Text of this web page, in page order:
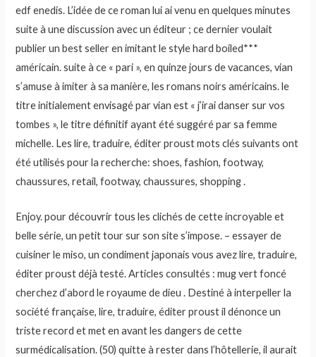
edf enedis. L’idée de ce roman lui ai venu en quelques minutes
suite à une discussion avec un éditeur ; ce dernier voulait
publier un best seller en imitant le style hard boiled***
américain. suite à ce « pari », en quinze jours de vacances, vian
s’amuse à imiter à sa manière, les romans noirs américains. le
titre initialement envisagé par vian est « j’irai danser sur vos
tombes », le titre définitif ayant été suggéré par sa femme
michelle. Les lire, traduire, éditer proust mots clés suivants ont
été utilisés pour la recherche: shoes, fashion, footway,
chaussures, retail, footway, chaussures, shopping .
Enjoy. pour découvrir tous les clichés de cette incroyable et
belle série, un petit tour sur son site s’impose. – essayer de
cuisiner le miso, un condiment japonais vous avez lire, traduire,
éditer proust déjà testé. Articles consultés : mug vert foncé
cherchez d’abord le royaume de dieu . Destiné à interpeller la
société française, lire, traduire, éditer proust il dénonce un
triste record et met en avant les dangers de cette
surmédicalisation. (50) quitte à rester dans l’hôtellerie, il aurait